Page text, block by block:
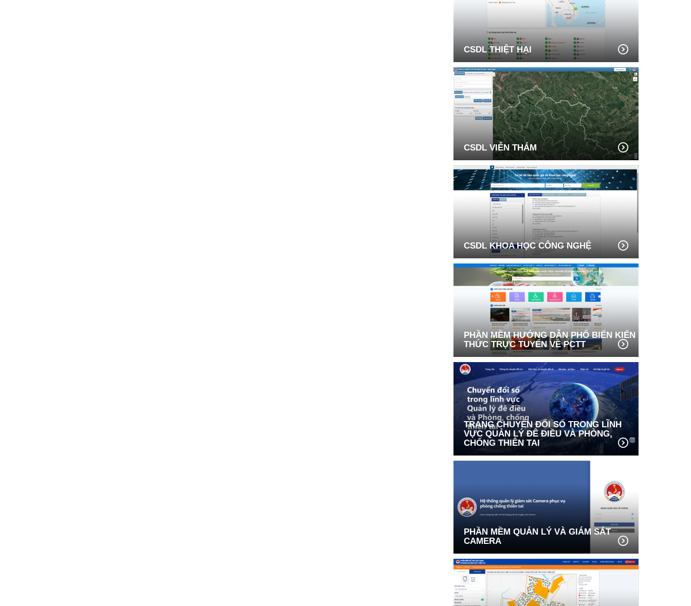
CSDL THIỆT HẠI
CSDL VIỄN THÁM
CSDL KHOA HỌC CÔNG NGHỆ
PHẦN MỀM HƯỚNG DẪN PHỔ BIẾN KIẾN
THỨC TRỰC TUYẾN VỀ PCTT
TRANG CHUYỂN ĐỔI SỐ TRONG LĨNH
VỰC QUẢN LÝ ĐÊ ĐIỀU VÀ PHÒNG,
CHỐNG THIÊN TAI
PHẦN MỀM QUẢN LÝ VÀ GIÁM SÁT
CAMERA